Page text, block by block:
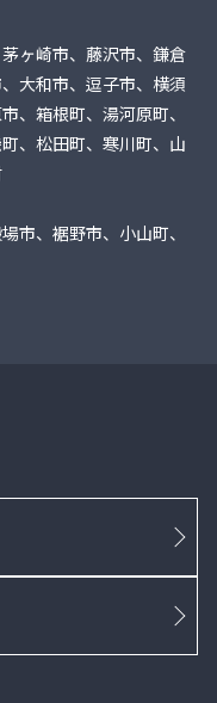
ヶ崎市、藤沢市、鎌倉
大和市、逗子市、横須
、箱根町、湯河原町、
、松田町、寒川町、山
市、裾野市、小山町、